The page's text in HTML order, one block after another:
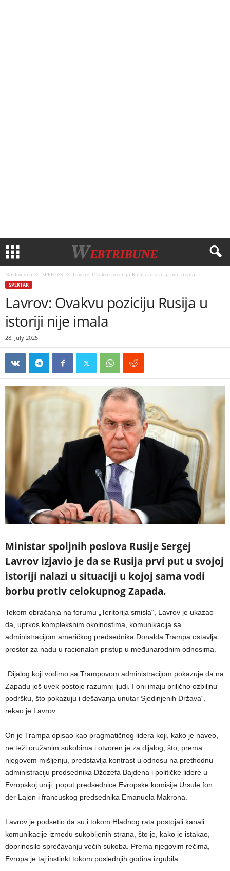
Naslovnica SPEKTAR Lavrov: Ovakvu poziciju Rusija u istoriji nije imala
SPEKTAR
Lavrov: Ovakvu poziciju Rusija u
istoriji nije imala
28. July 2025.
Ministar spoljnih poslova Rusije Sergej
Lavrov izjavio je da se Rusija prvi put u svojoj
istoriji nalazi u situaciji u kojoj sama vodi
borbu protiv celokupnog Zapada.
Tokom obraćanja na forumu „Teritorija smisla“, Lavrov je ukazao
da, uprkos kompleksnim okolnostima, komunikacija sa
administracijom američkog predsednika Donalda Trampa ostavlja
prostor za nadu u racionalan pristup u međunarodnim odnosima.
„Dijalog koji vodimo sa Trampovom administracijom pokazuje da na
Zapadu još uvek postoje razumni ljudi. I oni imaju prilično ozbiljnu
podršku, što pokazuju i dešavanja unutar Sjedinjenih Država“,
rekao je Lavrov.
On je Trampa opisao kao pragmatičnog lidera koji, kako je naveo,
ne teži oružanim sukobima i otvoren je za dijalog, što, prema
njegovom mišljenju, predstavlja kontrast u odnosu na prethodnu
administraciju predsednika Džozefa Bajdena i političke lidere u
Evropskoj uniji, poput predsednice Evropske komisije Ursule fon
der Lajen i francuskog predsednika Emanuela Makrona.
Lavrov je podsetio da su i tokom Hladnog rata postojali kanali
komunikacije između sukobljenih strana, što je, kako je istakao,
doprinosilo sprečavanju većih sukoba. Prema njegovim rečima,
Evropa je taj instinkt tokom poslednjih godina izgubila.